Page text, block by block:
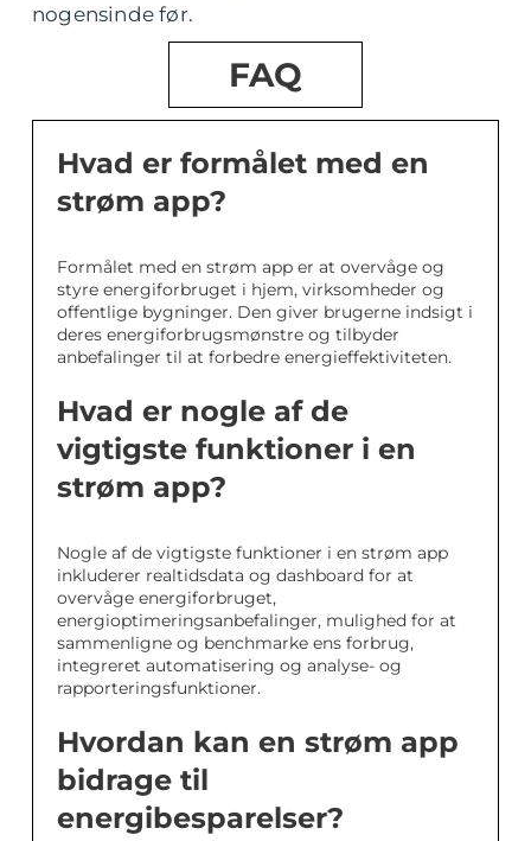
nogensinde før.
FAQ
Hvad er formålet med en
strøm app?
Formålet med en strøm app er at overvåge og
styre energiforbruget i hjem, virksomheder og
offentlige bygninger. Den giver brugerne indsigt i
deres energiforbrugsmønstre og tilbyder
anbefalinger til at forbedre energieffektiviteten.
Hvad er nogle af de
vigtigste funktioner i en
strøm app?
Nogle af de vigtigste funktioner i en strøm app
inkluderer realtidsdata og dashboard for at
overvåge energiforbruget,
energioptimeringsanbefalinger, mulighed for at
sammenligne og benchmarke ens forbrug,
integreret automatisering og analyse- og
rapporteringsfunktioner.
Hvordan kan en strøm app
bidrage til
energibesparelser?